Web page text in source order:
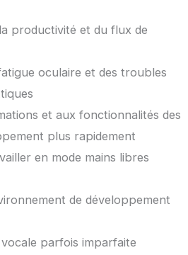
productivité et du flux de
oculaire et des troubles
et aux fonctionnalités des
plus rapidement
en mode mains libres
de développement
parfois imparfaite